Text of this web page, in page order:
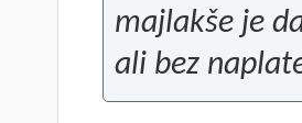
majlakše je
ali bez